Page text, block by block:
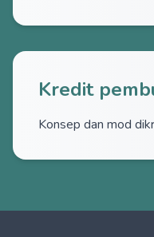
Kredit
Konsep dan mod